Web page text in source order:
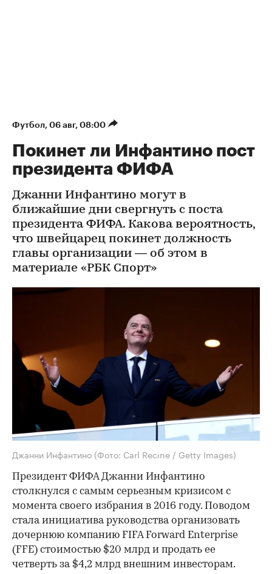
Футбол⁠, 06 авг, 08:00
Покинет ли Инфантино пост
президента ФИФА
Джанни Инфантино могут в
ближайшие дни свергнуть с поста
президента ФИФА. Какова вероятность,
что швейцарец покинет должность
главы организации — об этом в
материале «РБК Спорт»
Джанни Инфантино (Фото: Carl Recine / Getty Images)
Президент ФИФА Джанни Инфантино
столкнулся с самым серьезным кризисом с
момента своего избрания в 2016 году. Поводом
стала инициатива руководства организовать
дочернюю компанию FIFA Forward Enterprise
(FFE) стоимостью $20 млрд и продать ее
четверть за $4,2 млрд внешним инвесторам.